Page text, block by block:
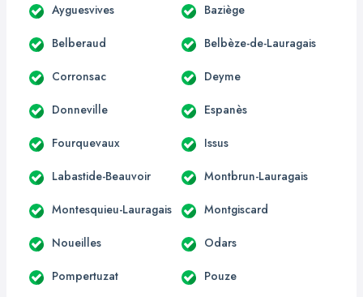
Ayguesvives Baziège
Belberaud Belbèze-de-Lauragais
Corronsac Deyme
Donneville Espanès
Fourquevaux Issus
Labastide-Beauvoir Montbrun-Lauragais
Montesquieu-Lauragais Montgiscard
Noueilles Odars
Pompertuzat Pouze